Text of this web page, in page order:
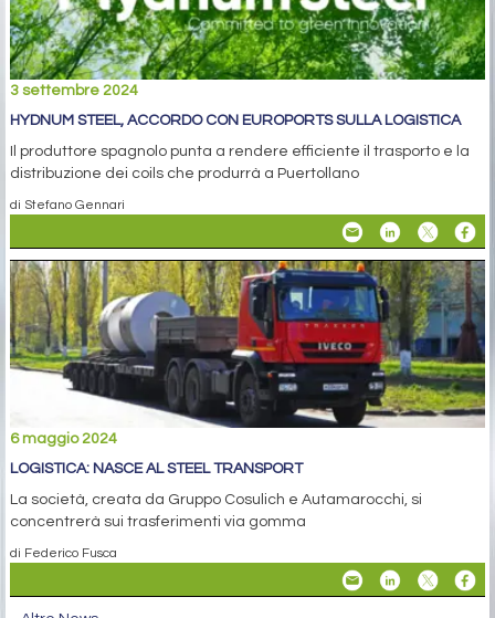
3 settembre 2024
HYDNUM STEEL, ACCORDO CON EUROPORTS SULLA LOGISTICA
Il produttore spagnolo punta a rendere efficiente il trasporto e la
distribuzione dei coils che produrrà a Puertollano
di Stefano Gennari
6 maggio 2024
LOGISTICA: NASCE AL STEEL TRANSPORT
La società, creata da Gruppo Cosulich e Autamarocchi, si
concentrerà sui trasferimenti via gomma
di Federico Fusca